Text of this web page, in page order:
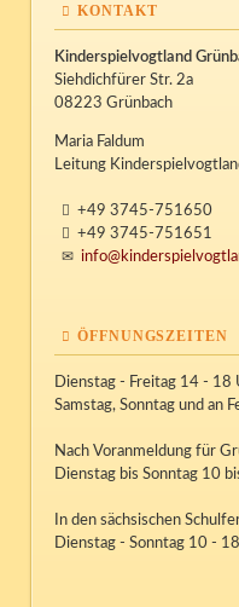
KONTAKT
Kinderspielvogtland
Siehdichfürer Str. 2a
08223 Grünbach
Maria Faldum
Leitung
+49 3745-751650
+49 3745-751651
ÖFFNUNGSZEITEN
Dienstag - Freitag 14 - 18
Samstag, Sonntag und an
Nach Voranmeldung für
Dienstag bis Sonntag 10
In den sächsischen
Dienstag - Sonntag 10 -